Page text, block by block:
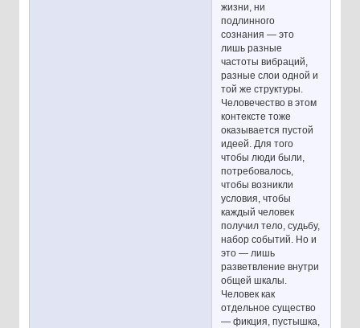
жизни, ни
подлинного
сознания — это
лишь разные
частоты вибраций,
разные слои одной и
той же структуры.
Человечество в этом
контексте тоже
оказывается пустой
идеей. Для того
чтобы люди были,
потребовалось,
чтобы возникли
условия, чтобы
каждый человек
получил тело, судьбу,
набор событий. Но и
это — лишь
разветвление внутри
общей шкалы.
Человек как
отдельное существо
— фикция, пустышка,